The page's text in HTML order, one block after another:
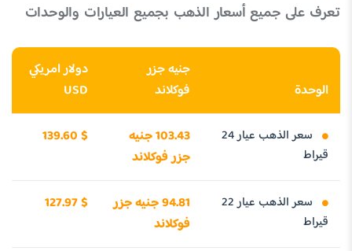
تعرف على جميع أسعار الذهب بجميع العيارات والوحدات
الوحدة
جنيه جزر
فوكلاند
دولار امريكي
USD
سعر الذهب عيار 24
قيراط
103.43 جنيه
جزر فوكلاند
139.60 $
سعر الذهب عيار 22
قيراط
94.81 جنيه جزر
فوكلاند
127.97 $